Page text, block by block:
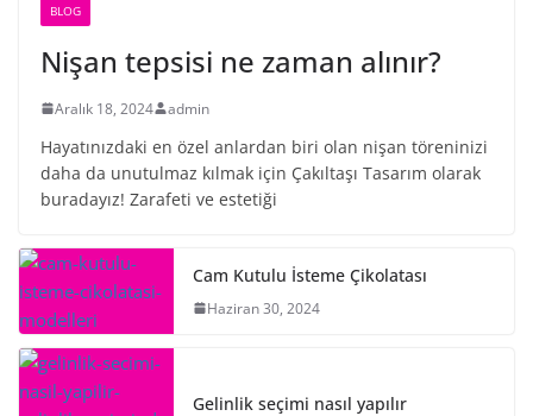
BLOG
Nişan tepsisi ne zaman alınır?
Aralık 18, 2024 admin
Hayatınızdaki en özel anlardan biri olan nişan töreninizi
daha da unutulmaz kılmak için Çakıltaşı Tasarım olarak
buradayız! Zarafeti ve estetiği
Cam Kutulu İsteme Çikolatası
Haziran 30, 2024
Gelinlik seçimi nasıl yapılır